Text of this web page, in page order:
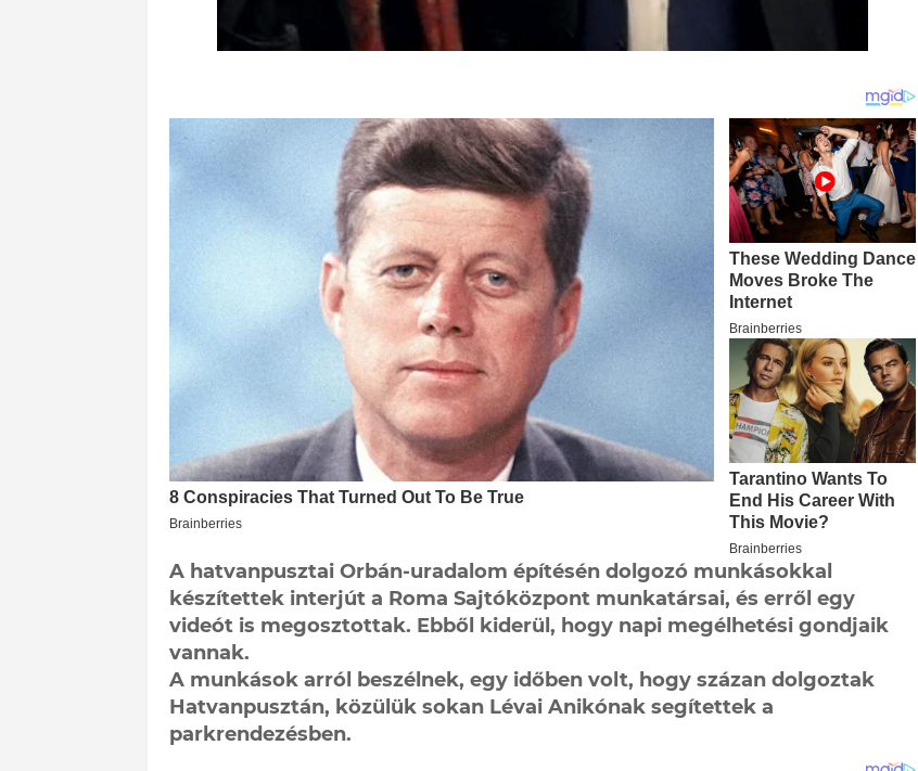
A hatvanpusztai Orbán-uradalom építésén dolgozó munkásokkal
készítettek interjút a Roma Sajtóközpont munkatársai, és erről egy
videót is megosztottak. Ebből kiderül, hogy napi megélhetési gondjaik
vannak.
A munkások arról beszélnek, egy időben volt, hogy százan dolgoztak
Hatvanpusztán, közülük sokan Lévai Anikónak segítettek a
parkrendezésben.